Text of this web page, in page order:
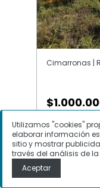
Cimarronas |
$
Casa lote
Rionegro
Utilizamos "cookies"
elaborar información
sitio y mostrar
través del análisis de
Aceptar